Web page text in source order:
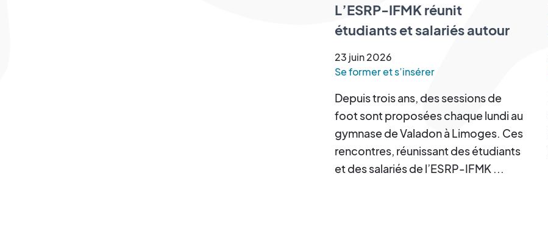
L’ESRP-IFMK réunit
étudiants et salariés autour
d’un tournoi de cécifoot
23 juin2026
Se former et s’insérer
Depuis trois ans, des sessions de
foot sont proposées chaque lundi au
gymnase de Valadon à Limoges. Ces
rencontres, réunissant des étudiants
et des salariés de l’ESRP-IFMK ...